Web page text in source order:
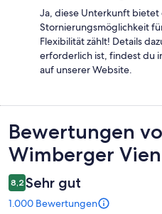
Ja, diese Unterkunft bietet
Stornierungsmöglichkeit
Flexibilität zählt! Details
erforderlich ist, findest du
auf unserer Website.
Bewertungen
Bewertungen
Wimberger
8,2 Sehr gut
1.000 Bewertungen